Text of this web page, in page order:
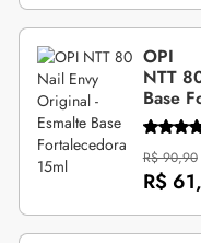
OPI
NTT
Base
R$ 90,90
R$